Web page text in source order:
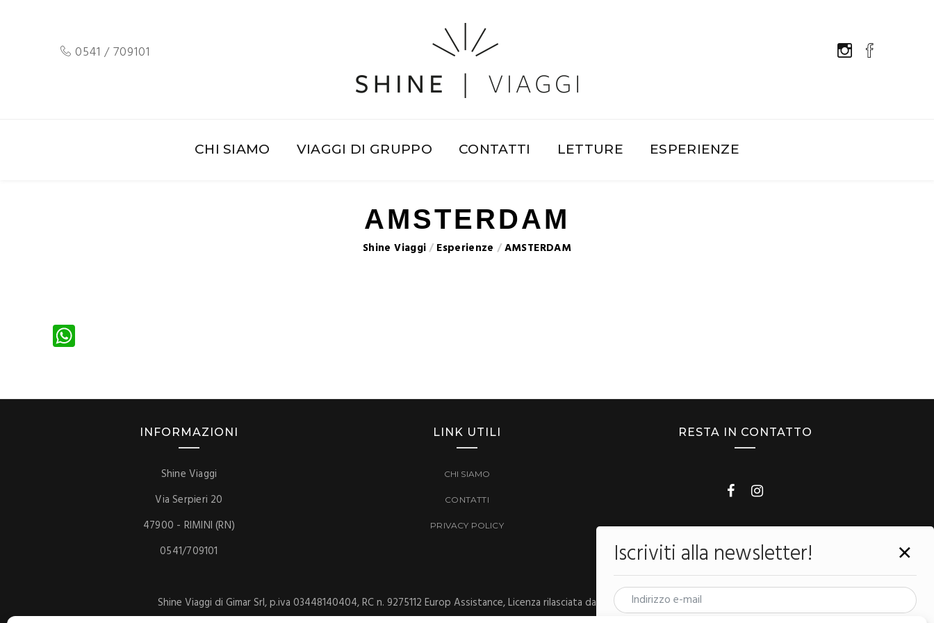
0541 / 709101
CHI SIAMO VIAGGI DI GRUPPO CONTATTI LETTURE ESPERIENZE
AMSTERDAM
Shine Viaggi/ Esperienze /AMSTERDAM
A
INFORMAZIONI
Shine Viaggi
Via Serpieri 20
47900 - RIMINI (RN)
0541/709101
LINK UTILI
CHI SIAMO
CONTATTI
PRIVACY POLICY
RESTA IN CONTATTO
Shine Viaggi di Gimar Srl, p.iva 03448140404, RC n. 9275112 Europ Assistance, Licenza rilasciata dalla Provincia di Rimini n.95 del 15/11/2004